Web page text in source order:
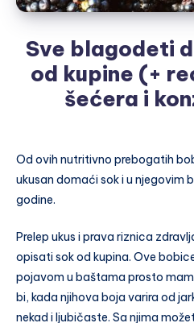
Sve blagodeti
od kupine (+
šećera i
Od ovih nutritivno prebogatih
ukusan domaći sok i u njegovim
godine.
Prelep ukus i prava riznica
opisati sok od kupina. Ove
pojavom u baštama prosto
bi, kada njihova boja varira od
nekad i ljubičaste. Sa njima